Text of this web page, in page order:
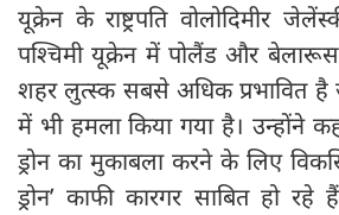
यूक्रेन के राष्ट्रपति वोलोदिमीर
पश्चिमी यूक्रेन में पोलैंड और
शहर लुत्स्क सबसे अधिक प्रभावित है
में भी हमला किया गया है। उन्होंने
ड्रोन का मुकाबला करने के लिए
ड्रोन’ काफी कारगर साबित हो रहे